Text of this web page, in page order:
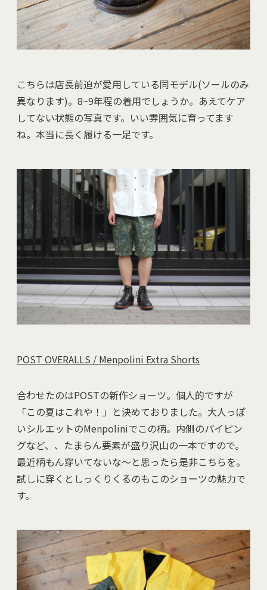
こちらは店長前迫が愛用している同モデル(ソールのみ
異なります)。8~9年程の着用でしょうか。あえてケア
してない状態の写真です。いい雰囲気に育ってます
ね。本当に長く履ける一足です。
POST OVERALLS / Menpolini Extra Shorts
合わせたのはPOSTの新作ショーツ。個人的ですが
「この夏はこれや！」と決めておりました。大人っぽ
いシルエットのMenpoliniでこの柄。内側のパイピン
グなど、、たまらん要素が盛り沢山の一本ですので。
最近柄もん穿いてないな～と思ったら是非こちらを。
試しに穿くとしっくりくるのもこのショーツの魅力で
す。